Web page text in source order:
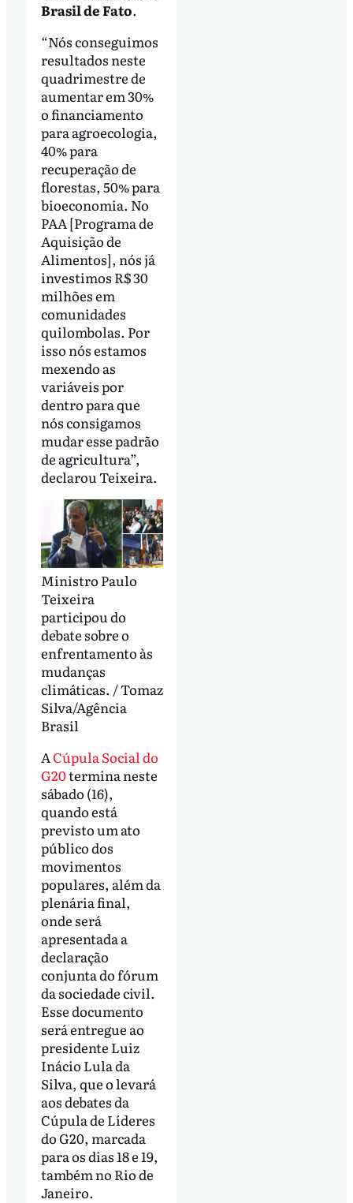
Brasil de Fato.
“Nós conseguimos
resultados neste
quadrimestre de
aumentar em 30%
o financiamento
para agroecologia,
40% para
recuperação de
florestas, 50% para
bioeconomia. No
PAA [Programa de
Aquisição de
Alimentos], nós já
investimos R$ 30
milhões em
comunidades
quilombolas. Por
isso nós estamos
mexendo as
variáveis por
dentro para que
nós consigamos
mudar esse padrão
de agricultura”,
declarou Teixeira.
Ministro Paulo
Teixeira
participou do
debate sobre o
enfrentamento às
mudanças
climáticas. / Tomaz
Silva/Agência
Brasil
ACúpula Social do
G20termina neste
sábado (16),
quando está
previsto um ato
público dos
movimentos
populares, além da
plenária final,
onde será
apresentada a
declaração
conjunta do fórum
da sociedade civil.
Esse documento
será entregue ao
presidente Luiz
Inácio Lula da
Silva, que o levará
aos debates da
Cúpula de Líderes
do G20, marcada
para os dias 18 e 19,
também no Rio de
Janeiro.